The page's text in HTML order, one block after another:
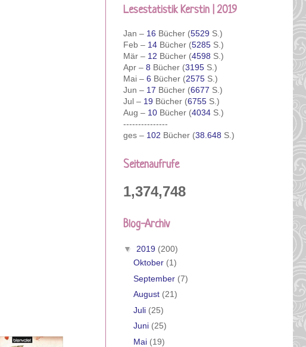
Lesestatistik Kerstin | 2019
Jan – 16 Bücher (5529 S.)
Feb – 14 Bücher (5285 S.)
Mär – 12 Bücher (4598 S.)
Apr – 8 Bücher (3195 S.)
Mai – 6 Bücher (2575 S.)
Jun – 17 Bücher (6677 S.)
Jul – 19 Bücher (6755 S.)
Aug – 10 Bücher (4034 S.)
---------------
ges – 102 Bücher (38.648 S.)
Seitenaufrufe
1,374,748
Blog-Archiv
▼ 2019 (200)
Oktober (1)
September (7)
August (21)
Juli (25)
Juni (25)
Mai (19)